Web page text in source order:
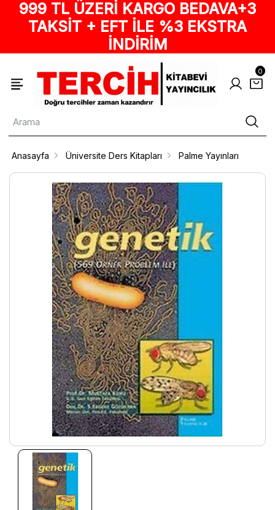
999 TL ÜZERİ KARGO BEDAVA+3
TAKSİT + EFT İLE %3 EKSTRA
İNDİRİM
0
Anasayfa Üniversite Ders Kitapları Palme Yayınları